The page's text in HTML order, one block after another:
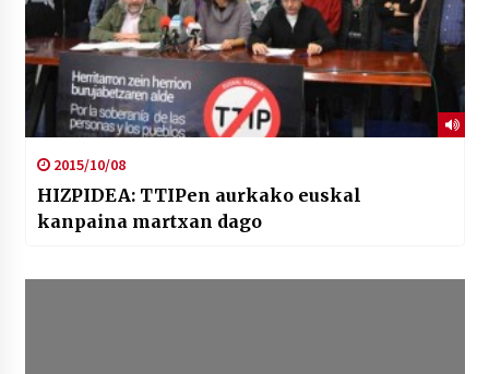
2015/10/08
HIZPIDEA: TTIPen aurkako euskal
kanpaina martxan dago